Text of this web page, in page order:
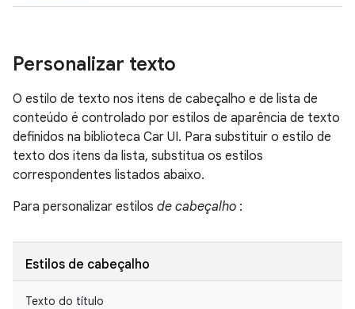
Personalizar texto
O estilo de texto nos itens de cabeçalho e de lista de
conteúdo é controlado por estilos de aparência de texto
definidos na biblioteca Car UI. Para substituir o estilo de
texto dos itens da lista, substitua os estilos
correspondentes listados abaixo.
Para personalizar estilos de cabeçalho :
Estilos de cabeçalho
Texto do título